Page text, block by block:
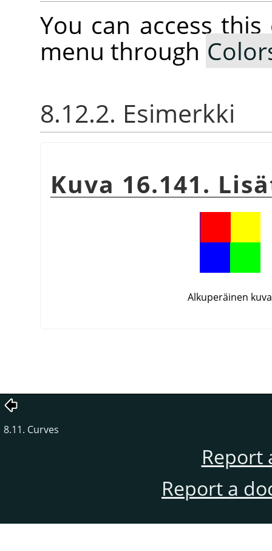
You can access
menu through
8.12.2. Esimerkki
Kuva 16.141.
Alkuperäinen kuva
8.11. Curves
Report
Report a